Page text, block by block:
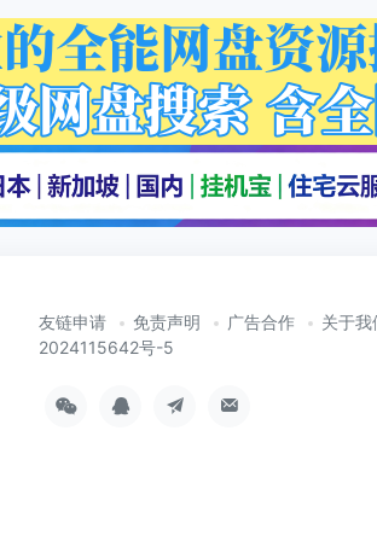
友链申请 免责声明 广告合作
关于我
2024115642号-5